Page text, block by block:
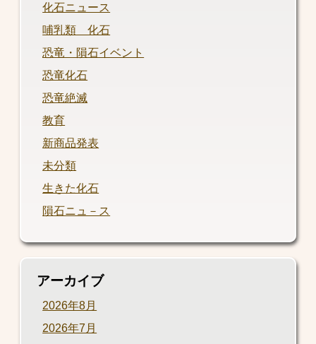
化石ニュース
哺乳類 化石
恐竜・隕石イベント
恐竜化石
恐竜絶滅
教育
新商品発表
未分類
生きた化石
隕石ニュ－ス
アーカイブ
2026年8月
2026年7月